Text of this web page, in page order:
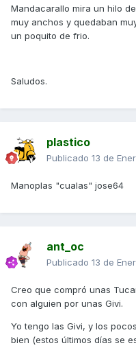
Mandacarallo mira un hilo
muy anchos y quedaban
un poquito de frio.
Saludos.
plastico
Publicado 13 de
Manoplas "cualas" jose64
ant_oc
Publicado 13 de
Creo que compró unas
con alguien por unas Givi.
Yo tengo las Givi, y los
bien (estos últimos días se